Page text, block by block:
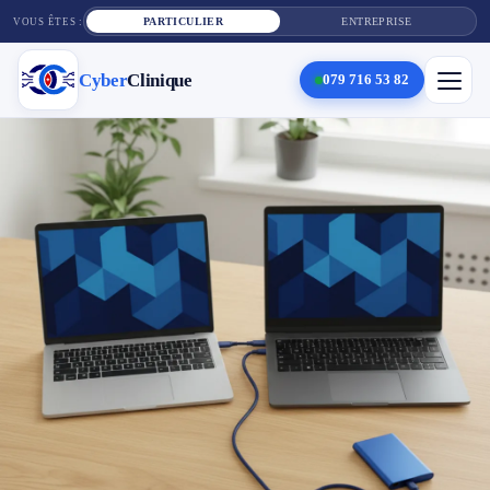
VOUS ÊTES : PARTICULIER ENTREPRISE
CyberClinique 079 716 53 82
CyberClinique ×
Services
Réparation téléphone
Tarifs